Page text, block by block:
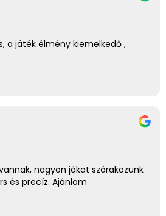
a játék élmény kiemelkedő ,
nagyon jókat szórakozunk
és precíz. Ajánlom